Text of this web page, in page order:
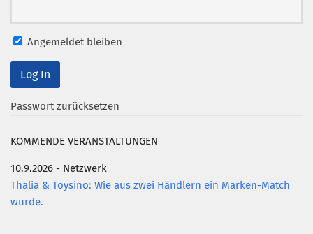
Angemeldet bleiben
Passwort zurücksetzen
KOMMENDE VERANSTALTUNGEN
10.9.2026 - Netzwerk
Thalia & Toysino: Wie aus zwei Händlern ein Marken-Match
wurde.